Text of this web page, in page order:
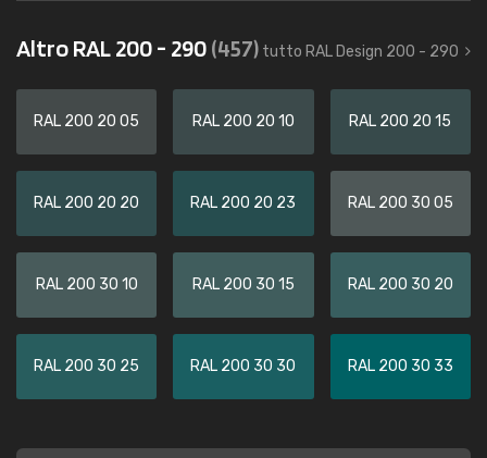
Altro RAL 200 - 290(457) tutto RAL Design 200 - 290
RAL 200 20 05 RAL 200 20 10 RAL 200 20 15
RAL 200 20 20 RAL 200 20 23 RAL 200 30 05
RAL 200 30 10 RAL 200 30 15 RAL 200 30 20
RAL 200 30 25 RAL 200 30 30 RAL 200 30 33